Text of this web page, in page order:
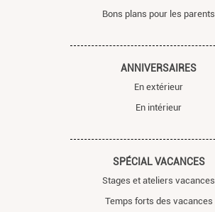
Bons plans pour les parents
ANNIVERSAIRES
En extérieur
En intérieur
SPÉCIAL VACANCES
Stages et ateliers vacances
Temps forts des vacances